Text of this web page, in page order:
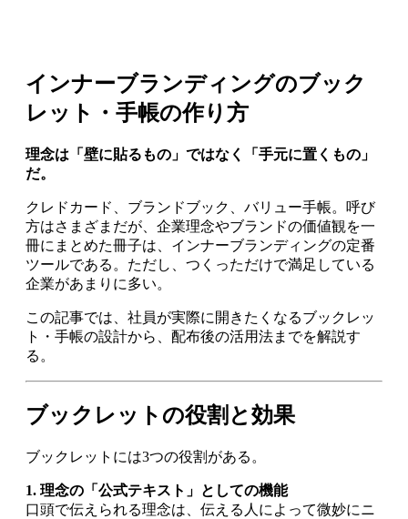
インナーブランディングのブック
レット・手帳の作り方
理念は「壁に貼るもの」ではなく「手元に置くもの」
だ。
クレドカード、ブランドブック、バリュー手帳。呼び
方はさまざまだが、企業理念やブランドの価値観を一
冊にまとめた冊子は、インナーブランディングの定番
ツールである。ただし、つくっただけで満足している
企業があまりに多い。
この記事では、社員が実際に開きたくなるブックレッ
ト・手帳の設計から、配布後の活用法までを解説す
る。
ブックレットの役割と効果
ブックレットには3つの役割がある。
1. 理念の「公式テキスト」としての機能
口頭で伝えられる理念は、伝える人によって微妙にニ